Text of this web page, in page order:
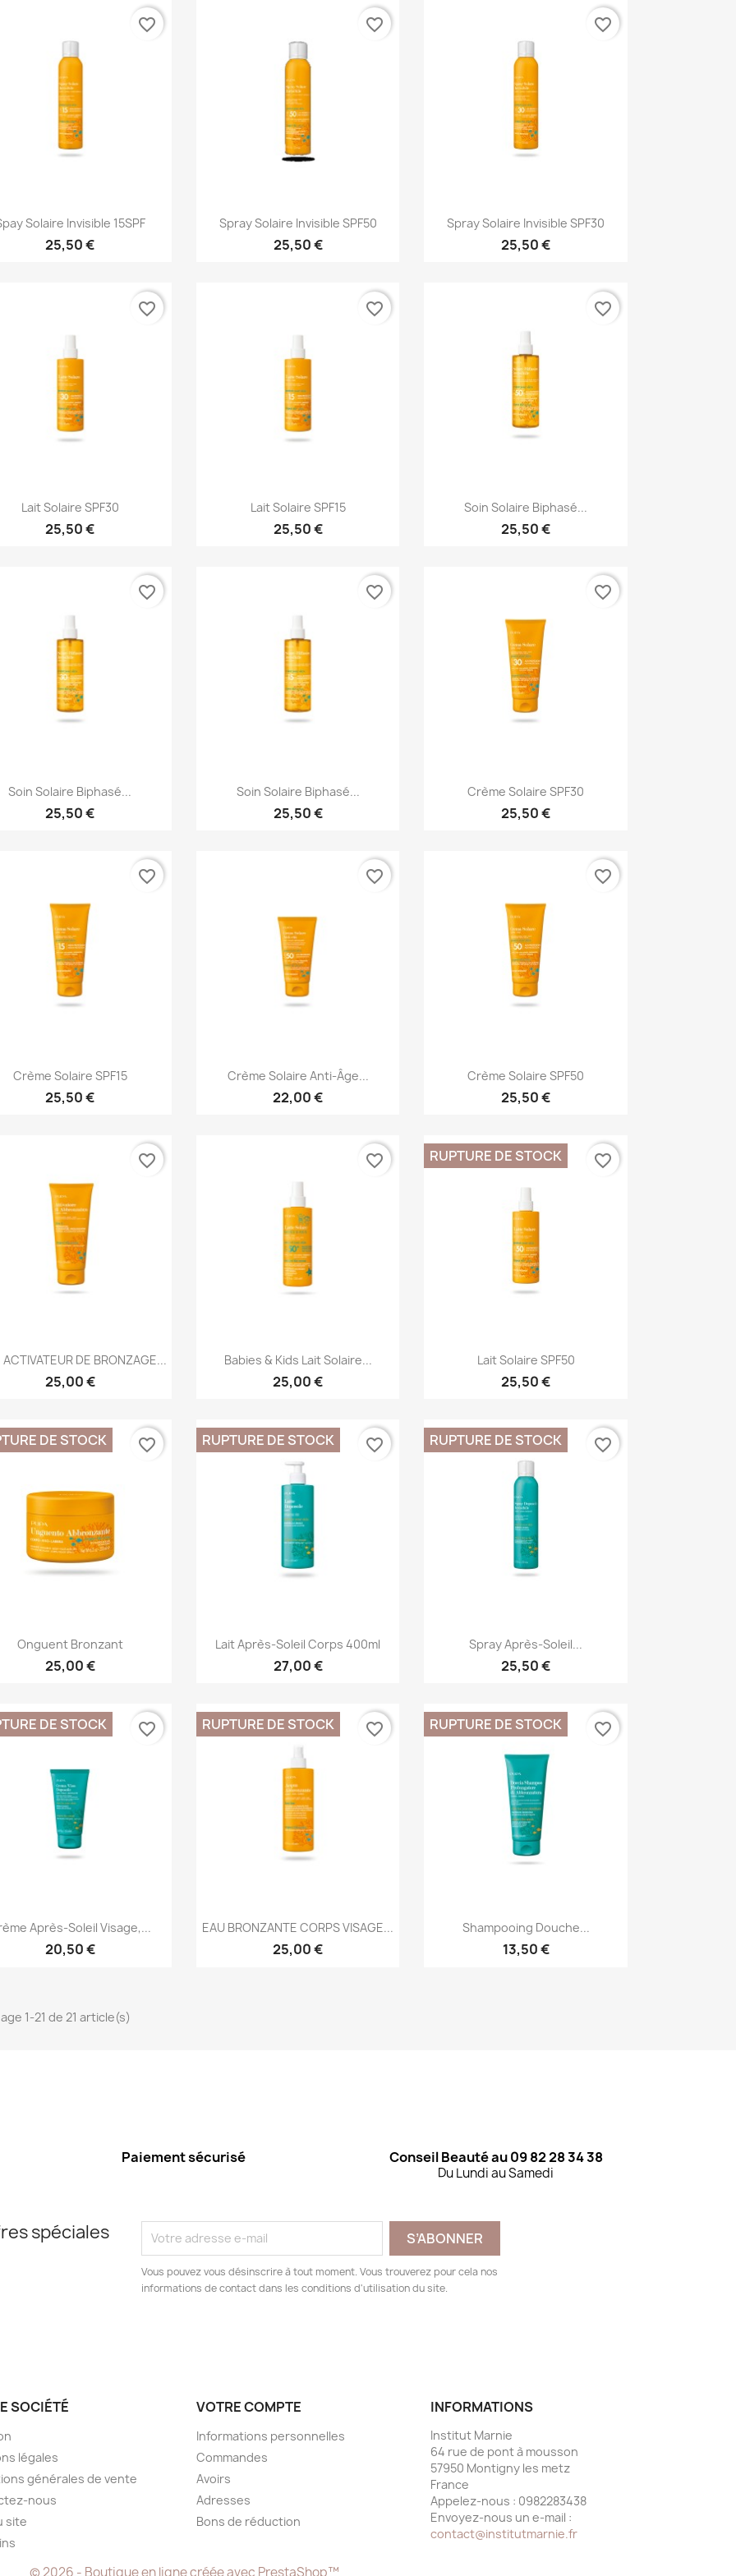
Aperçu rapide
Solaire Invisible 15SPF
25,50 €
favorite_border
Aperçu rapide
Spray Solaire Invisible SPF50
25,50 €
favorite_border
Aperçu rapide
Spray Solaire Invisible SPF30
25,50 €
favorite_border
Aperçu rapide
Lait Solaire SPF30
25,50 €
favorite_border
Aperçu rapide
Lait Solaire SPF15
25,50 €
favorite_border
 Aperçu rapide
Soin Solaire Biphasé...
25,50 €
favorite_border
 Aperçu rapide
Soin Solaire Biphasé...
25,50 €
favorite_border
 Aperçu rapide
Soin Solaire Biphasé...
25,50 €
favorite_border
Aperçu rapide
Crème Solaire SPF30
25,50 €
favorite_border
Aperçu rapide
Crème Solaire SPF15
25,50 €
favorite_border
Aperçu rapide
Crème Solaire Anti-Âge...
22,00 €
favorite_border
Aperçu rapide
Crème Solaire SPF50
25,50 €
favorite_border
Aperçu rapide
ACTIVATEUR DE BRONZAGE...
25,00 €
favorite_border
 Aperçu rapide
Babies & Kids Lait Solaire...
25,00 €
favorite_border
Aperçu rapide
Lait Solaire SPF50
25,50 €
RUPTURE DE STOCK favorite_border
Aperçu rapide
Onguent Bronzant
25,00 €
DE STOCK favorite_border
Aperçu rapide
Lait Après-Soleil Corps 400ml
27,00 €
RUPTURE DE STOCK favorite_border
Aperçu rapide
Spray Après-Soleil...
25,50 €
RUPTURE DE STOCK favorite_border
Aperçu rapide
Après-Soleil Visage,...
20,50 €
DE STOCK favorite_border
Aperçu rapide
EAU BRONZANTE CORPS VISAGE...
25,00 €
RUPTURE DE STOCK favorite_border
Aperçu rapide
Shampooing Douche...
13,50 €
RUPTURE DE STOCK favorite_border
1-21 de 21 article(s)
Paiement sécurisé Conseil Beauté au 09 82 28 34 38
Du Lundi au Samedi
spéciales
Vous pouvez vous désinscrire à tout moment. Vous trouverez pour cela nos
informations de contact dans les conditions d'utilisation du site.
SOCIÉTÉ
légales
générales de vente
nous
site
VOTRE COMPTE
Informations personnelles
Commandes
Avoirs
Adresses
Bons de réduction
INFORMATIONS
Institut Marnie
64 rue de pont à mousson
57950 Montigny les metz
France
Appelez-nous : 0982283438
Envoyez-nous un e-mail :
contact@institutmarnie.fr
© 2026 - Boutique en ligne créée avec PrestaShop™